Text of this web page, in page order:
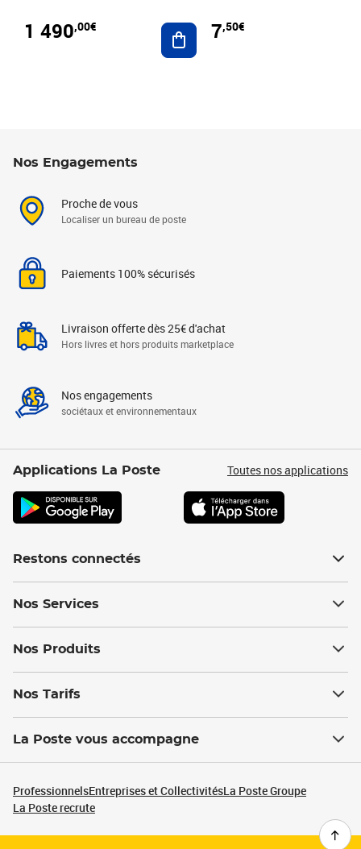
1 490,00€ Ajouter au panier
7,50€
Nos Engagements
Proche de vous
Localiser un bureau de poste
Paiements 100% sécurisés
Livraison offerte dès 25€ d'achat
Hors livres et hors produits marketplace
Nos engagements
sociétaux et environnementaux
Applications La Poste Toutes nos applications
Restons connectés
Nos Services
Nos Produits
Nos Tarifs
La Poste vous accompagne
ProfessionnelsEntreprises et CollectivitésLa Poste Groupe
La Poste recrute